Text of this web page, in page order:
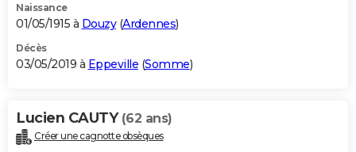
Naissance
01/05/1915 à Douzy(Ardennes)
Décès
03/05/2019 à Eppeville (Somme)
Lucien CAUTY (62 ans)
Créer une cagnotte obsèques